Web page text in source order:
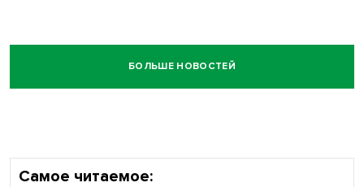
БОЛЬШЕ НОВОСТЕЙ
Самое читаемое: